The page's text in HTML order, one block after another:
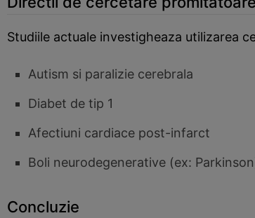
Studiile actuale investigheaza utilizarea
Autism si paralizie cerebrala
Diabet de tip 1
Afectiuni cardiace post-infarct
Boli neurodegenerative (ex:
Concluzie